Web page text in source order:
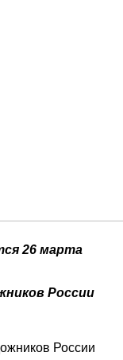
26 марта
России
России